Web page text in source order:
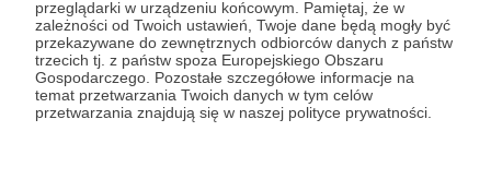
przeglądarki w urządzeniu końcowym. Pamiętaj, że w
zależności od Twoich ustawień, Twoje dane będą mogły być
przekazywane do zewnętrznych odbiorców danych z państw
trzecich tj. z państw spoza Europejskiego Obszaru
Gospodarczego. Pozostałe szczegółowe informacje na
temat przetwarzania Twoich danych w tym celów
przetwarzania znajdują się w naszej polityce prywatności.
Wyrażam zgodę na otrzymywanie drogą elektroniczną
informacji handlowych - newslettera. Opcja ta może zostać
zmieniona w ustawieniach konta.